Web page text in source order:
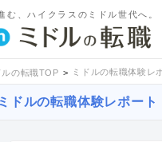
む、ハイクラスのミドル世代へ。
ルの転職TOP ミドルの転職体験レ
ミドルの転職体験レポート